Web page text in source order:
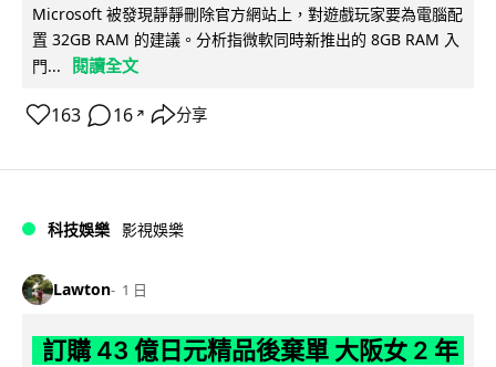
Microsoft 被發現靜靜刪除官方網站上，對遊戲玩家要為電腦配
置 32GB RAM 的建議。分析指微軟同時新推出的 8GB RAM 入
門...
閱讀全文
163 16 ↗ 分享
科技娛樂 影視娛樂
Lawton 1 日
訂購 43 億日元精品後棄單 大阪女 2 年